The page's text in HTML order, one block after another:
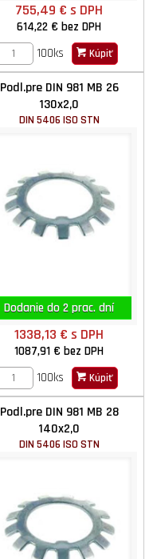
755,49 €s DPH
614,22 €bez DPH
100ks
Kúpiť
Podl.pre DIN 981 MB 26
130x2,0
DIN 5406 ISO STN
Dodanie do 2 prac. dní
1338,13 €s DPH
1087,91 €bez DPH
100ks
Kúpiť
Podl.pre DIN 981 MB 28
140x2,0
DIN 5406 ISO STN